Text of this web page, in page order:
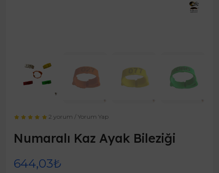
2 yorum /Yorum Yap
Numaralı Kaz Ayak Bileziği
644,03₺